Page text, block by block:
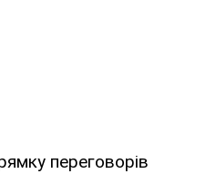
переговорів